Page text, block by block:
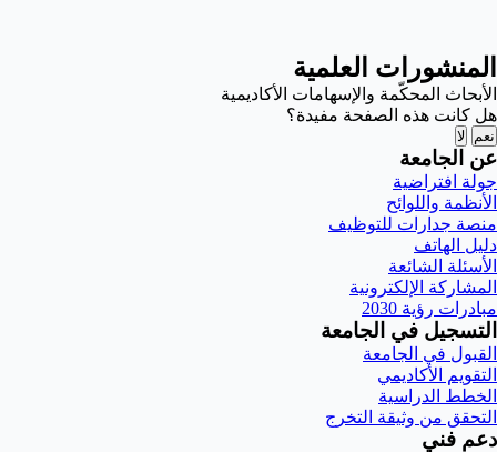
المنشورات العلمية
الأبحاث المحكّمة والإسهامات الأكاديمية
هل كانت هذه الصفحة مفيدة؟
نعم لا
عن الجامعة
جولة افتراضية
الأنظمة واللوائح
منصة جدارات للتوظيف
دليل الهاتف
الأسئلة الشائعة
المشاركة الإلكترونية
مبادرات رؤية 2030
التسجيل في الجامعة
القبول في الجامعة
التقويم الأكاديمي
الخطط الدراسية
التحقق من وثيقة التخرج
دعم فني